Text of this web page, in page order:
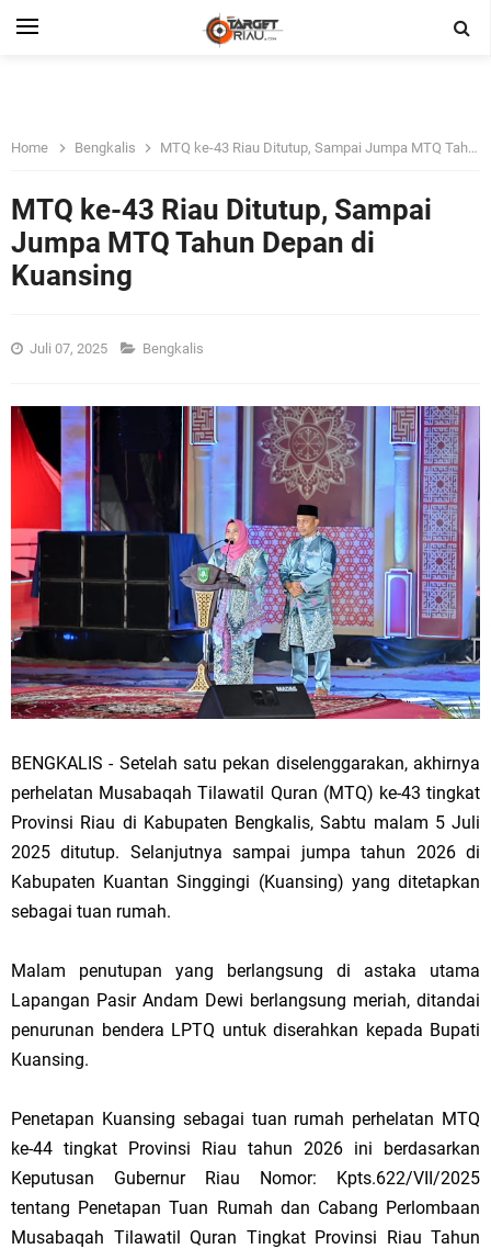
Home Bengkalis MTQ ke-43 Riau Ditutup, Sampai Jumpa MTQ Tahun Depan di Kuansing
MTQ ke-43 Riau Ditutup, Sampai
Jumpa MTQ Tahun Depan di
Kuansing
Juli 07, 2025 Bengkalis
BENGKALIS - Setelah satu pekan diselenggarakan, akhirnya
perhelatan Musabaqah Tilawatil Quran (MTQ) ke-43 tingkat
Provinsi Riau di Kabupaten Bengkalis, Sabtu malam 5 Juli
2025 ditutup. Selanjutnya sampai jumpa tahun 2026 di
Kabupaten Kuantan Singgingi (Kuansing) yang ditetapkan
sebagai tuan rumah.
Malam penutupan yang berlangsung di astaka utama
Lapangan Pasir Andam Dewi berlangsung meriah, ditandai
penurunan bendera LPTQ untuk diserahkan kepada Bupati
Kuansing.
Penetapan Kuansing sebagai tuan rumah perhelatan MTQ
ke-44 tingkat Provinsi Riau tahun 2026 ini berdasarkan
Keputusan Gubernur Riau Nomor: Kpts.622/VII/2025
tentang Penetapan Tuan Rumah dan Cabang Perlombaan
Musabaqah Tilawatil Quran Tingkat Provinsi Riau Tahun